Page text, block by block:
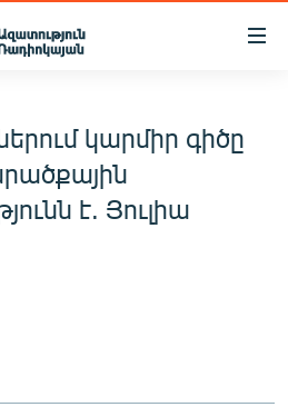
կարմիր գիծը
է. Յուլիա